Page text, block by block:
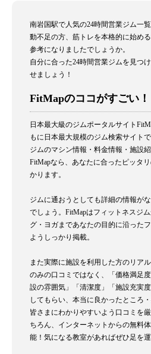
南岩国駅で人気の24時間営業ジム一
動不足の方、筋トレを本格的に始め
参考になりましたでしょうか。
自分に合った24時間営業ジムを見つ
せましょう！
FitMapのココがすごい！
日本最大級のジムポータルサイト
もに日本最大規模のジム検索サイト
ジムのマシン情報・料金情報・施設
FitMapなら、あなたに合ったピッタ
かります。
ジムに通おうとしても詳細の情報が
でしょう。FitMapはフィットネスジ
グ・ヨガまであなたの目的に沿った
ようしっかり掲載。
また実際に施設を利用した方のリア
のみの口コミではなく、「価格満足
設の雰囲気」「清潔度」「施設充実
してもらい、本当に良かったところ
皆さまにわかりやすいよう口コミを
ちろん、インターネットからの無料
能！気になる教室があればぜひ足を運